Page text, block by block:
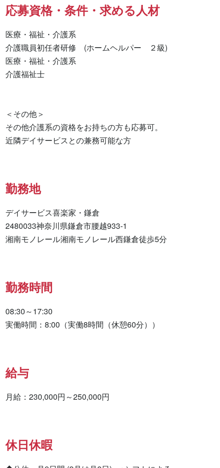
応募資格・条件・求める人材
医療・福祉・介護系
介護職員初任者研修　(ホームヘルパー　２級)
医療・福祉・介護系
介護福祉士
＜その他＞
その他介護系の資格をお持ちの方も応募可。
近隣デイサービスとの兼務可能な方
勤務地
デイサービス喜楽家・鎌倉
2480033神奈川県鎌倉市腰越933-1
湘南モノレール湘南モノレール西鎌倉徒歩5分
勤務時間
08:30～17:30
実働時間：8:00（実働8時間（休憩60分））
給与
月給：230,000円～250,000円
休日休暇